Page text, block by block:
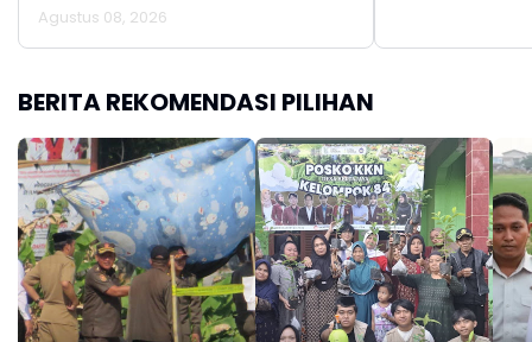
Agustus 08, 2026
BERITA REKOMENDASI PILIHAN